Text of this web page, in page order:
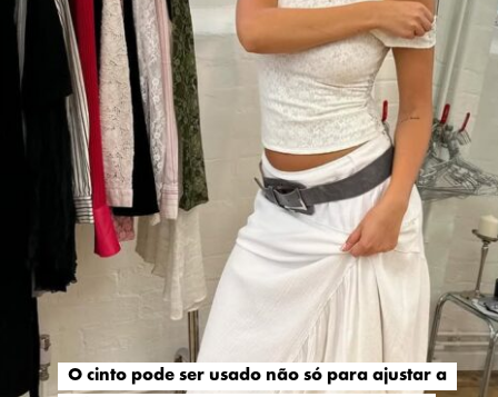
O cinto pode ser usado não só para ajustar a
O cinto pode ser usado não só para ajustar a